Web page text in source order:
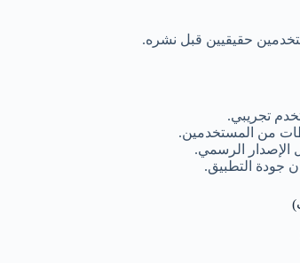
حقيقيين قبل نشره.
من المستخدمين.
الإصدار الرسمي.
جودة التطبيق.